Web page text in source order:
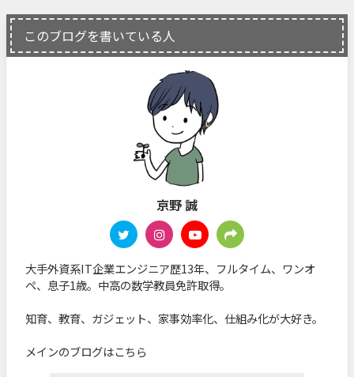
このブログを書いている人
京野 誠
大手外資系IT企業エンジニア歴13年、フルタイム、ワンオ
ペ、息子1歳。中高の数学教員免許取得。
知育、教育、ガジェット、家事効率化、仕組み化が大好き。
メインのブログはこちら